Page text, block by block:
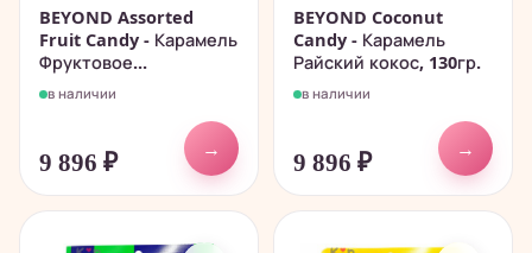
BEYOND Assorted
Fruit Candy - Карамель
Фруктовое...
в наличии
9 896 ₽
→
BEYOND Coconut
Candy - Карамель
Райский кокос, 130гр.
в наличии
9 896 ₽
→